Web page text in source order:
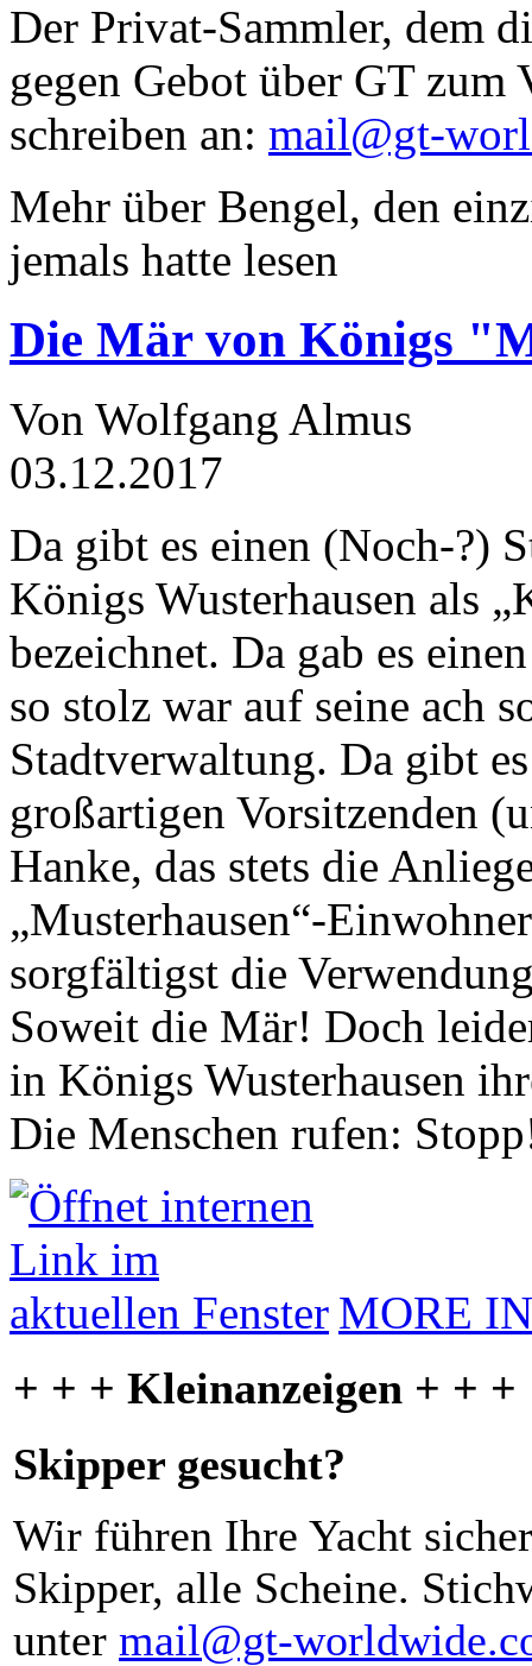
Der Privat-Sammler, dem
gegen Gebot über GT zum
schreiben an: mail@gt-
Mehr über Bengel, den
jemals hatte lesen
Die Mär von Königs
Von Wolfgang Almus
03.12.2017
Da gibt es einen (Noch-?)
Königs Wusterhausen als
bezeichnet. Da gab es
so stolz war auf seine ach
Stadtverwaltung. Da gibt
großartigen Vorsitzenden
Hanke, das stets die
„Musterhausen“-
sorgfältigst die
Soweit die Mär! Doch
in Königs Wusterhausen
Die Menschen rufen:
MORE
+ + + Kleinanzeigen + + +
Skipper gesucht?
Wir führen Ihre Yacht
Skipper, alle Scheine.
unter mail@gt-